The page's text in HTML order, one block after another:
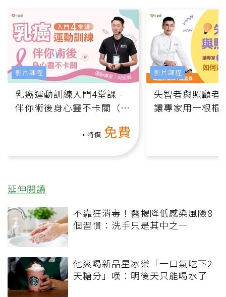
乳癌運動訓練入門4堂課 -
伴你術後身心靈不卡關（線
特價 免費
影片課程
失智者與照顧者
讓專家用一根棍
影片課程
延伸閱讀
不靠狂消毒！醫揭降低感染風險8
個習慣：洗手只是其中之一
他爽喝新品星冰樂「一口氣吃下2
天糖分」嘆：明後天只能喝水了